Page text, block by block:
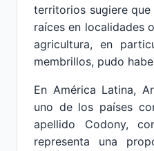
territorios sugiere
raíces en localidades
agricultura, en
membrillos, pudo
En América Latina,
uno de los países
apellido Codony,
representa una